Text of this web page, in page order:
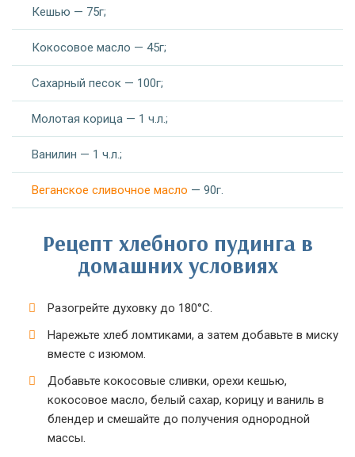
Кешью — 75г;
Кокосовое масло — 45г;
Сахарный песок — 100г;
Молотая корица — 1 ч.л.;
Ванилин — 1 ч.л.;
Веганское сливочное масло — 90г.
Рецепт хлебного пудинга в
домашних условиях
Разогрейте духовку до 180°C.
Нарежьте хлеб ломтиками, а затем добавьте в миску
вместе с изюмом.
Добавьте кокосовые сливки, орехи кешью,
кокосовое масло, белый сахар, корицу и ваниль в
блендер и смешайте до получения однородной
массы.